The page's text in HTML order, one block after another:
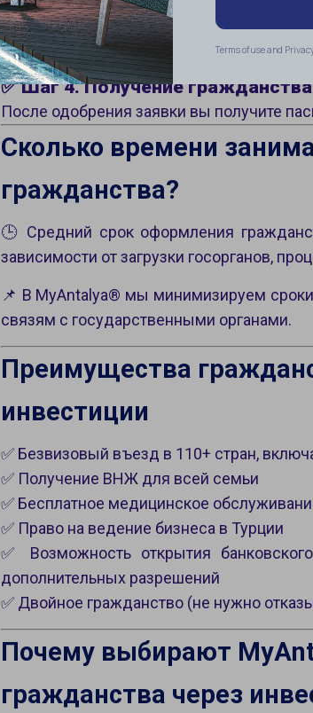
✅Шаг 3. Подача заявления
После получения всех документов мы
имени.
✅Шаг 4. Получение гражданства
После одобрения заявки вы получите
Сколько времени
гражданства?
🕒 Средний срок оформления
зависимости от загрузки госорганов,
📌 В MyAntalya® мы минимизируем
связям с государственными органами.
Преимущества
инвестиции
✅ Безвизовый въезд в 110+ стран,
✅ Получение ВНЖ для всей семьи
✅ Бесплатное медицинское
✅ Право на ведение бизнеса в Турции
✅ Возможность открытия
дополнительных разрешений
✅ Двойное гражданство (не нужно
Почему выбирают
гражданства через